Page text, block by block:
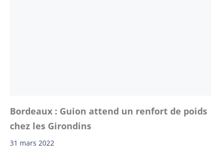
Bordeaux : Guion attend un renfort de poids
chez les Girondins
31 mars 2022